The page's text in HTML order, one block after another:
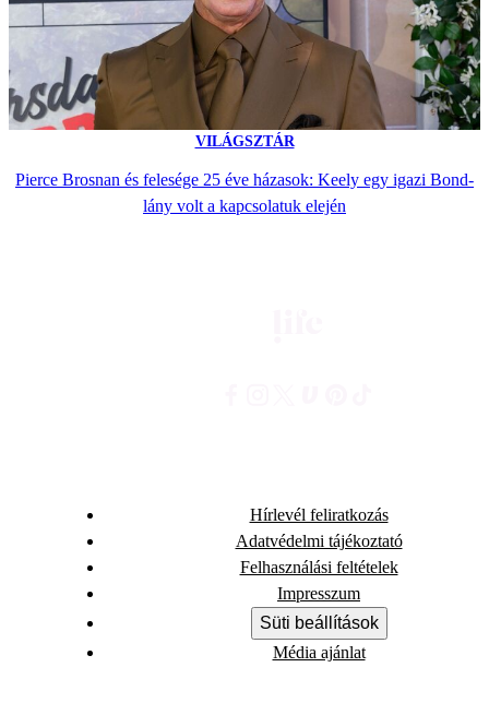
VILÁGSZTÁR
Pierce Brosnan és felesége 25 éve házasok: Keely egy igazi Bond-
lány volt a kapcsolatuk elején
Hírlevél feliratkozás
Adatvédelmi tájékoztató
Felhasználási feltételek
Impresszum
Süti beállítások
Média ajánlat